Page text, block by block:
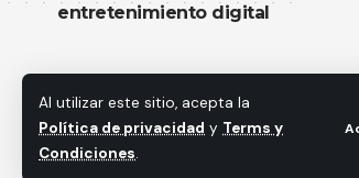
Al utilizar este sitio, acepta la
Política de privacidad y Terms y
Condiciones.
entretenimiento digital